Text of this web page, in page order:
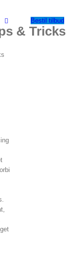
Bestil tilbud
& Tricks